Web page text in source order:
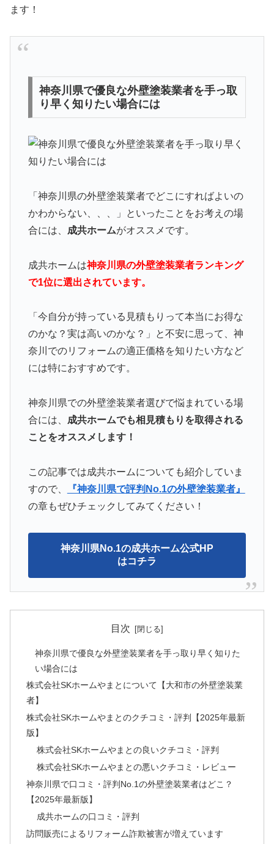
ます！
神奈川県で優良な外壁塗装業者を手っ取
り早く知りたい場合には
「神奈川県の外壁塗装業者でどこにすればよいの
かわからない、、、」といったことをお考えの場
合には、 成共ホームがオススメです。
成共ホームは神奈川県の外壁塗装業者ランキング
で1位に選出されています。
「今自分が持っている見積もりって本当にお得な
のかな？実は高いのかな？」と不安に思って、神
奈川でのリフォームの適正価格を知りたい方など
には特におすすめです。
神奈川県での外壁塗装業者選びで悩まれている場
合には、 成共ホームでも相見積もりを取得される
ことをオススメします！
この記事では成共ホームについても紹介していま
すので、
『神奈川県で評判No.1の外壁塗装業者』
の章もぜひチェックしてみてください！
神奈川県No.1の成共ホーム公式HP
はコチラ
目次
神奈川県で優良な外壁塗装業者を手っ取り早く知りた
い場合には
株式会社SKホームやまとについて【大和市の外壁塗装業
者】
株式会社SKホームやまとのクチコミ・評判【2025年最新
版】
株式会社SKホームやまとの良いクチコミ・評判
株式会社SKホームやまとの悪いクチコミ・レビュー
神奈川県で口コミ・評判No.1の外壁塗装業者はどこ？
【2025年最新版】
成共ホームの口コミ・評判
訪問販売によるリフォーム詐欺被害が増えています